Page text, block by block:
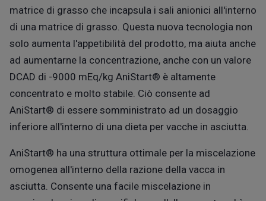
matrice di grasso che incapsula i sali anionici all'interno
di una matrice di grasso. Questa nuova tecnologia non
solo aumenta l'appetibilità del prodotto, ma aiuta anche
ad aumentarne la concentrazione, anche con un valore
DCAD di -9000 mEq/kg AniStart® è altamente
concentrato e molto stabile. Ciò consente ad
AniStart® di essere somministrato ad un dosaggio
inferiore all'interno di una dieta per vacche in asciutta.
AniStart® ha una struttura ottimale per la miscelazione
omogenea all'interno della razione della vacca in
asciutta. Consente una facile miscelazione in